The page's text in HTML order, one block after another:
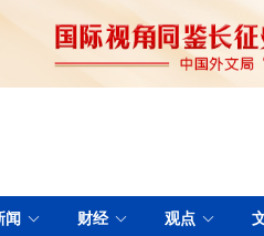
闻 财经 观点